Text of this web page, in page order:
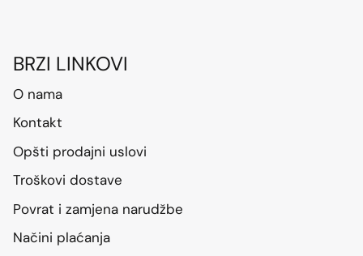
BRZI LINKOVI
O nama
Kontakt
Opšti prodajni uslovi
Troškovi dostave
Povrat i zamjena narudžbe
Načini plaćanja